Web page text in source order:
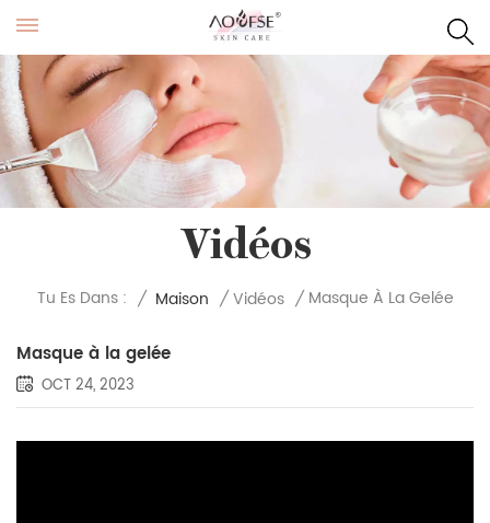
Vidéos
Tu Es Dans : / Maison / Vidéos / Masque À La Gelée
Masque à la gelée
OCT 24, 2023